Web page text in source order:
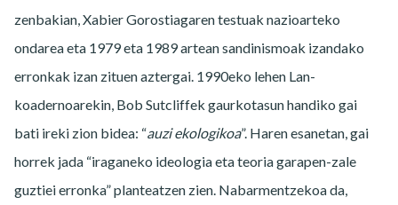
zenbakian, Xabier Gorostiagaren testuak nazioarteko
ondarea eta 1979 eta 1989 artean sandinismoak izandako
erronkak izan zituen aztergai. 1990eko lehen Lan-
koadernoarekin, Bob Sutcliffek gaurkotasun handiko gai
bati ireki zion bidea: “auzi ekologikoa”. Haren esanetan, gai
horrek jada “iraganeko ideologia eta teoria garapen-zale
guztiei erronka” planteatzen zien. Nabarmentzekoa da,